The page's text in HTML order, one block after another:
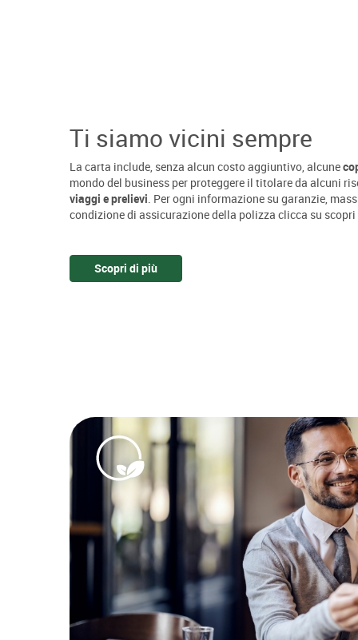
Ti siamo vicini sempre
La carta include, senza alcun costo aggiuntivo, alcune
mondo del business per proteggere il titolare da alcuni
viaggi e prelievi . Per ogni informazione su garanzie,
condizione di assicurazione della polizza clicca su
Scopri di più